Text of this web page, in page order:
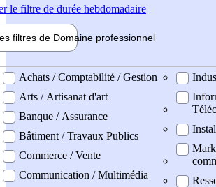
le filtre de durée hebdomadaire
filtres de Domaine professionnel
professionel
Achats / Comptabilité / Gestion
Arts / Artisanat d'art
Banque / Assurance
Bâtiment / Travaux Publics
Commerce / Vente
Communication / Multimédia